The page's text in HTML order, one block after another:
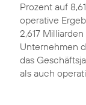
Prozent auf
operative
2,617
Unternehmen
das
als auch